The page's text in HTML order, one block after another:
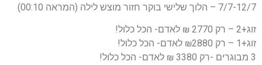
7/7-12/7 – הלוך שלישי בוקר חזור מוצש לילה (המראה 00:10)
זוג+2 – רק 2770 ₪ לאדם- הכל כלול!
זוג+1 – רק ₪2880 לאדם- הכל כלול!
3 מבוגרים -רק 3380 ₪ לאדם- הכל כלול!